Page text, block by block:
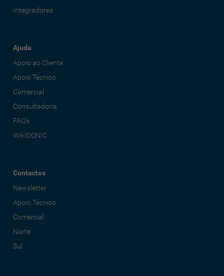
Integradores
Ajuda
Apoio ao Cliente
Apoio Técnico
Comercial
Consultadoria
FAQ's
WikIDONIC
Contactos
Newsletter
Apoio Técnico
Comercial
Norte
Sul